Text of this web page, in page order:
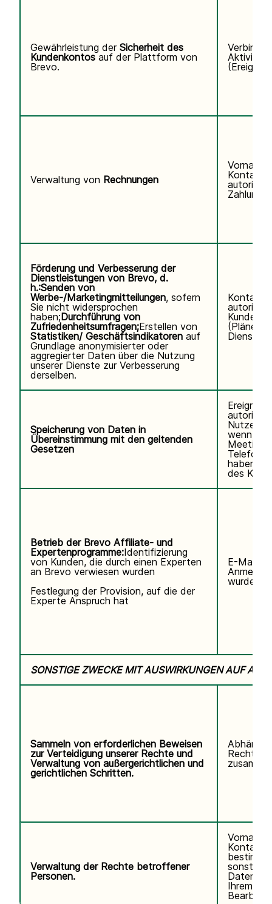
Gewährleistung der Sicherheit des
Kundenkontos auf der Plattform von
Brevo.
Verwaltung von Rechnungen
Förderung und Verbesserung der
Dienstleistungen von Brevo, d.
h.:Senden von
Werbe-/Marketingmitteilungen, sofern
Sie nicht widersprochen
haben;Durchführung von
Zufriedenheitsumfragen;Erstellen von
Statistiken/ Geschäftsindikatoren auf
Grundlage anonymisierter oder
aggregierter Daten über die Nutzung
unserer Dienste zur Verbesserung
derselben.
(Pläne,
Speicherung von Daten in
Übereinstimmung mit den geltenden
Gesetzen
wenn Sie
haben.
des
Betrieb der Brevo Affiliate- und
Expertenprogramme:Identifizierung
von Kunden, die durch einen Experten
an Brevo verwiesen wurden
Festlegung der Provision, auf die der
Experte Anspruch hat
E-Mail-
wurde.
SONSTIGE ZWECKE MIT AUSWIRKUNGEN AUF
Sammeln von erforderlichen Beweisen
zur Verteidigung unserer Rechte und
Verwaltung von außergerichtlichen und
gerichtlichen Schritten.
Verwaltung der Rechte betroffener
Personen.
sonstige
Daten im
Ihrem